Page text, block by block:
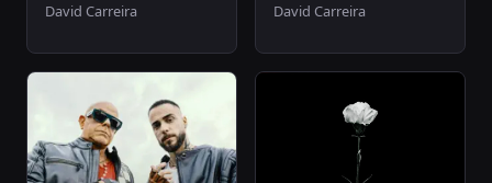
David Carreira David Carreira